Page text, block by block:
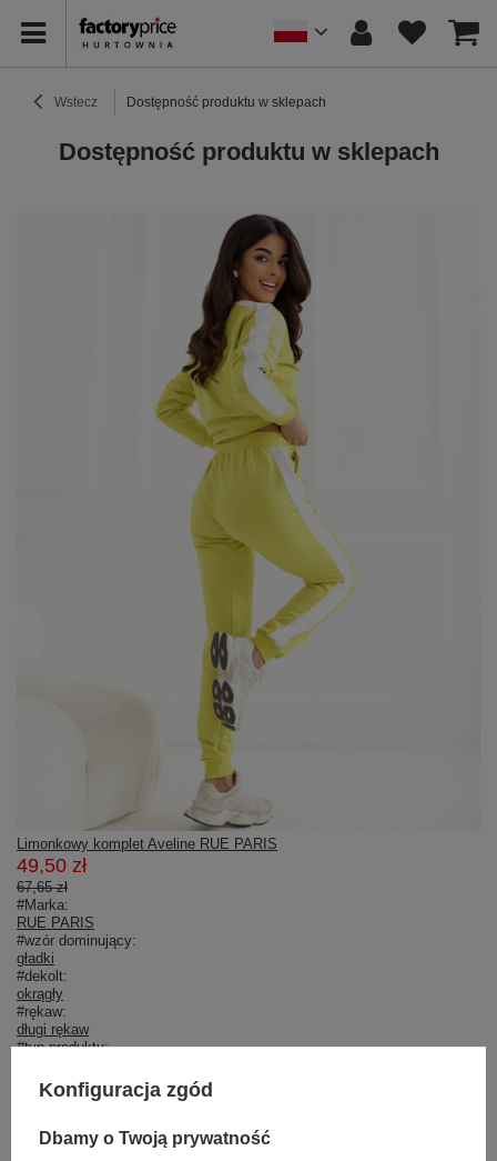
Wstecz Dostępność produktu w sklepach
Dostępność produktu w sklepach
Limonkowy komplet Aveline RUE PARIS
49,50 zł
67,65 zł
#Marka:
RUE PARIS
#wzór dominujący:
gładki
#dekolt:
okrągły
#rękaw:
długi rękaw
#typ produktu:
#styl:
casual,sportowy
codzienne,sportowe
Konfiguracja zgód
Dbamy o Twoją prywatność